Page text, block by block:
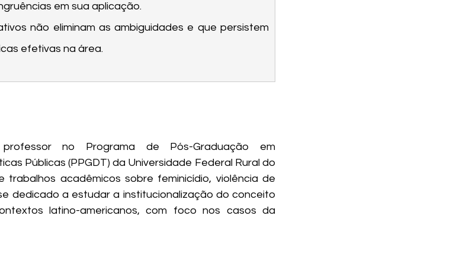
em sua aplicação.
não eliminam as ambiguidades e que persistem
efetivas na área.
no Programa de Pós-Graduação em
Públicas (PPGDT) da Universidade Federal Rural do
trabalhos acadêmicos sobre feminicídio, violência de
dedicado a estudar a institucionalização do conceito
latino-americanos, com foco nos casos da